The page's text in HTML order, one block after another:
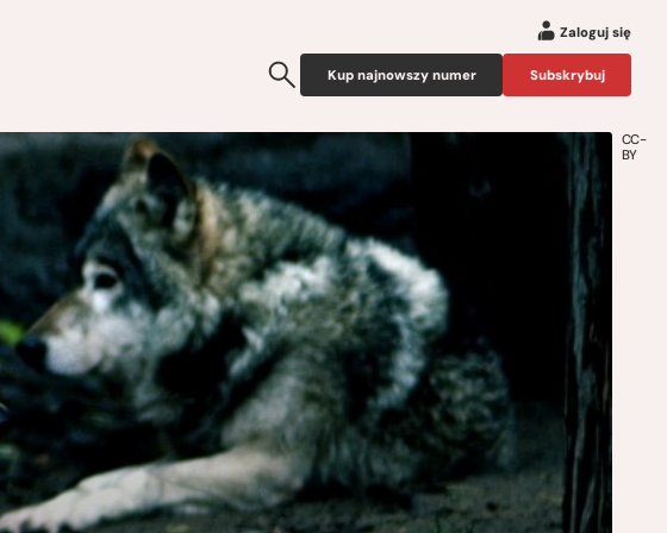
Zaloguj się
Kup najnowszy numer Subskrybuj
CC-
BY